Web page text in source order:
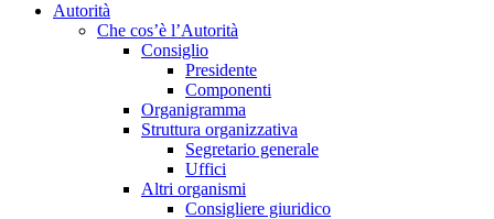
Autorità
Che cos’è l’Autorità
Consiglio
Presidente
Componenti
Organigramma
Struttura organizzativa
Segretario generale
Uffici
Altri organismi
Consigliere giuridico